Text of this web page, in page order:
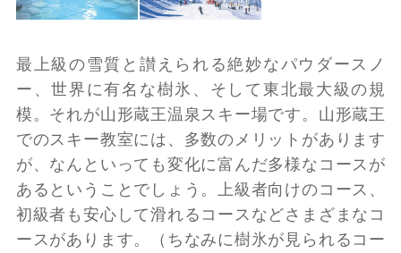
最上級の雪質と讃えられる絶妙なパウダースノ
ー、世界に有名な樹氷、そして東北最大級の規
模。それが山形蔵王温泉スキー場です。山形蔵王
でのスキー教室には、多数のメリットがあります
が、なんといっても変化に富んだ多様なコースが
あるということでしょう。上級者向けのコース、
初級者も安心して滑れるコースなどさまざまなコ
ースがあります。（ちなみに樹氷が見られるコー